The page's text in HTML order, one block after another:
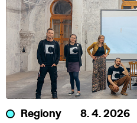
Regiony 8. 4. 2026